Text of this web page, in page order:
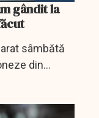
gândit la
sâmbătă
din
21 de ani,